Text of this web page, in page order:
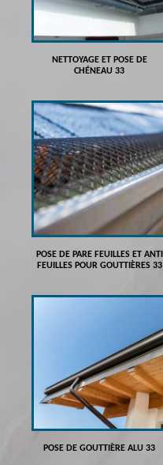
NETTOYAGE ET POSE DE
CHÉNEAU 33
POSE DE PARE FEUILLES ET ANTI
FEUILLES POUR GOUTTIÈRES 33
POSE DE GOUTTIÈRE ALU 33